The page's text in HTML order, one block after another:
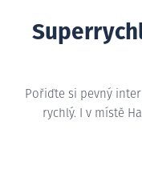
Pořiďte si pevný
rychlý. I v místě